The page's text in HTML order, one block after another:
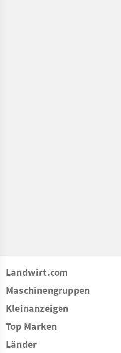
Landwirt.com
Maschinengruppen
Kleinanzeigen
Top Marken
Länder